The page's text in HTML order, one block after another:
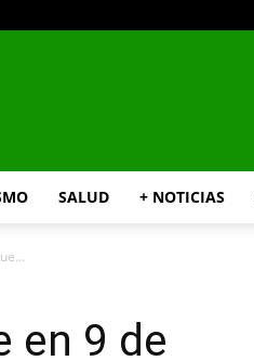
INFO24
SALUD + NOTICIAS
en 9 de